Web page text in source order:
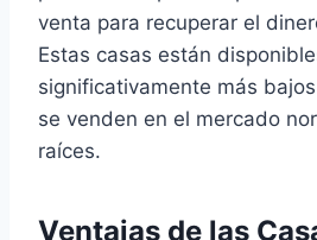
venta para recuperar el
Estas casas están
significativamente más
se venden en el mercado
raíces.
Ventajas de las